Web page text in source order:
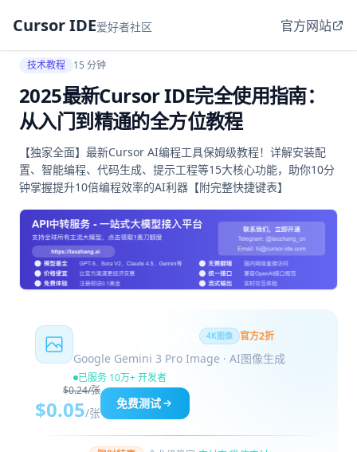
Cursor IDE爱好者社区 官方网站
技术教程 15 分钟
2025最新Cursor IDE完全使用指南：
从入门到精通的全方位教程
【独家全面】最新Cursor AI编程工具保姆级教程！详解安装配
置、智能编程、代码生成、提示工程等15大核心功能，助你10分
钟掌握提升10倍编程效率的AI利器【附完整快捷键表】
4K图像 官方2折
Google Gemini 3 Pro Image · AI图像生成
已服务 10万+ 开发者
$0.24/张
$0.05/张
免费测试